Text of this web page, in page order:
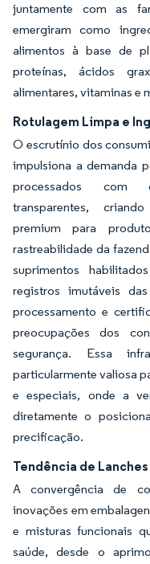
juntamente com as
emergiram como
alimentos à base de
proteínas, ácidos
alimentares, vitaminas e
Rotulagem Limpa e
O escrutínio dos
impulsiona a demanda
processados com
transparentes,
premium para
rastreabilidade da
suprimentos
registros imutáveis
processamento e
preocupações dos
segurança. Essa
particularmente valiosa
e especiais, onde a
diretamente o
precificação.
Tendência de
A convergência de
inovações em
e misturas funcionais
saúde, desde o